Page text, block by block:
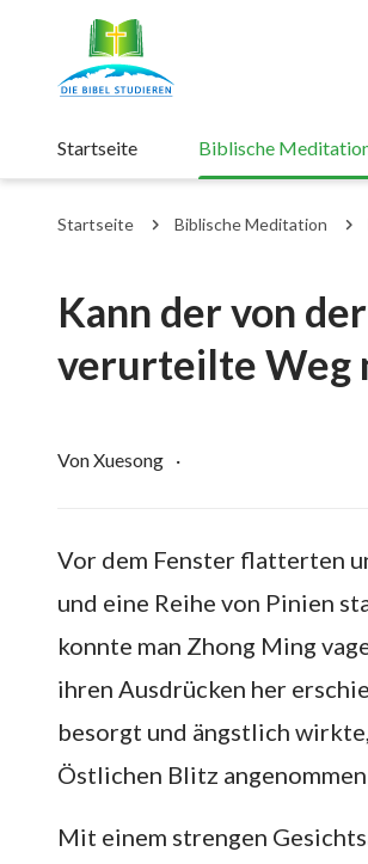
Startseite Biblische
Startseite Biblische Meditation
Kann der von
verurteilte Weg
Von Xuesong ·
Vor dem Fenster flatterten
und eine Reihe von Pinien
konnte man Zhong Ming
ihren Ausdrücken her
besorgt und ängstlich
Östlichen Blitz
Mit einem strengen